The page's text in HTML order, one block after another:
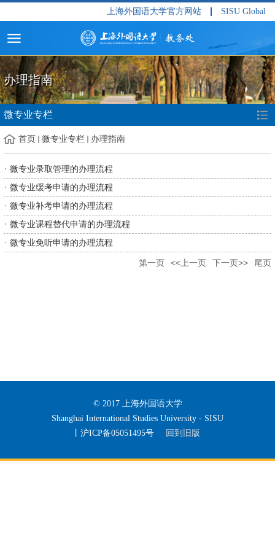
上海外国语大学官方网站 SISU Global
办理指南
微专业专栏
首页 微专业专栏 办理指南
微专业录取管理的办理流程
微专业缓考申请的办理流程
微专业补考申请的办理流程
微专业课程替代申请的办理流程
微专业免听申请的办理流程
第一页 <<上一页 下一页>> 尾页
© 2017 上海外国语大学
Shanghai International Studies University - SISU
丨沪ICP备05051495号
回到旧版